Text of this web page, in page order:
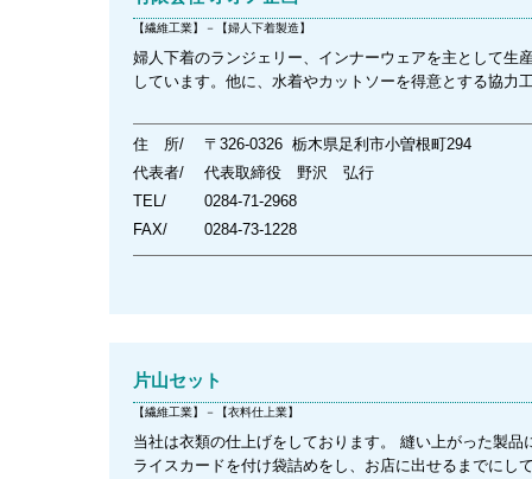
【繊維工業】－【婦人下着製造】
婦人下着のランジェリー、インナーウェアを主として生
しています。他に、水着やカットソーを得意とする協力
住 所/
〒326-0326 栃木県足利市小曽根町294
代表者/
代表取締役 野沢 弘行
TEL/
0284-71-2968
FAX/
0284-73-1228
片山セット
【繊維工業】－【衣料仕上業】
当社は衣類の仕上げをしております。 縫い上がった製
ライスカードを付け袋詰めをし、お店に出せるまでにし